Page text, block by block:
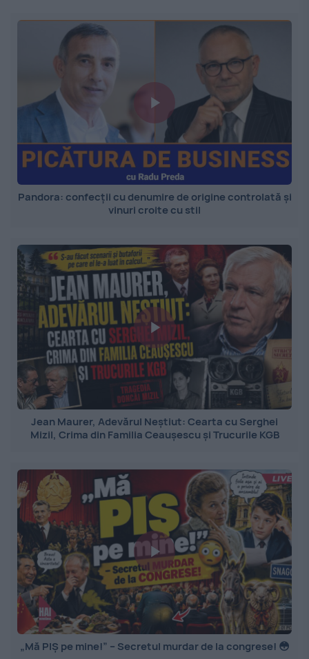
Pandora: confecții cu denumire de origine controlată și
vinuri croite cu stil
Jean Maurer, Adevărul Neștiut: Cearta cu Serghei
Mizil, Crima din Familia Ceaușescu și Trucurile KGB
„Mă PIȘ pe mine!” – Secretul murdar de la congrese! 😳